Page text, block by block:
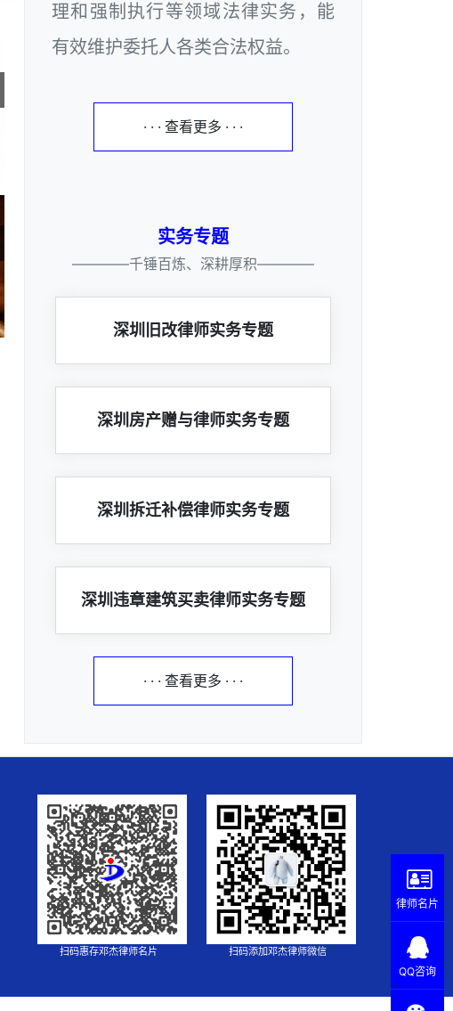
理和强制执行等领域法律实务，能
有效维护委托人各类合法权益。
· · · 查看更多 · · ·
实务专题
————千锤百炼、深耕厚积————
深圳旧改律师实务专题
深圳房产赠与律师实务专题
深圳拆迁补偿律师实务专题
深圳违章建筑买卖律师实务专题
· · · 查看更多 · · ·
扫码惠存邓杰律师名片 扫码添加邓杰律师微信
律师名片
QQ咨询